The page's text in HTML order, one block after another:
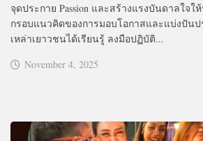
จุดประกาย Passion และสร้างแรงบันดาลใจใ
กรอบแนวคิดของการมอบโอกาสและแบ่งปัน
เหล่าเยาวชนได้เรียนรู้ ลงมือปฏิบัติ...
November 4, 2025